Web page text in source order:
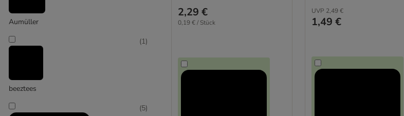
Aumüller
beeztees
(1)
(5)
2,29 €
0,19 € / Stück
UVP 2,49 €
1,49 €